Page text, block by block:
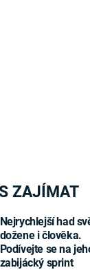
ZAJÍMAT
Nejrychlejší had
dožene i člověka.
Podívejte se na
zabijácký sprint